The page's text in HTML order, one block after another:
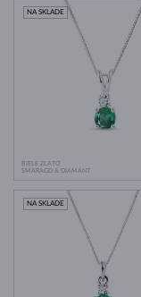
BIELE ZLATO
SMARAGD & DIAMANT
NA SKLADE
NA SKLADE